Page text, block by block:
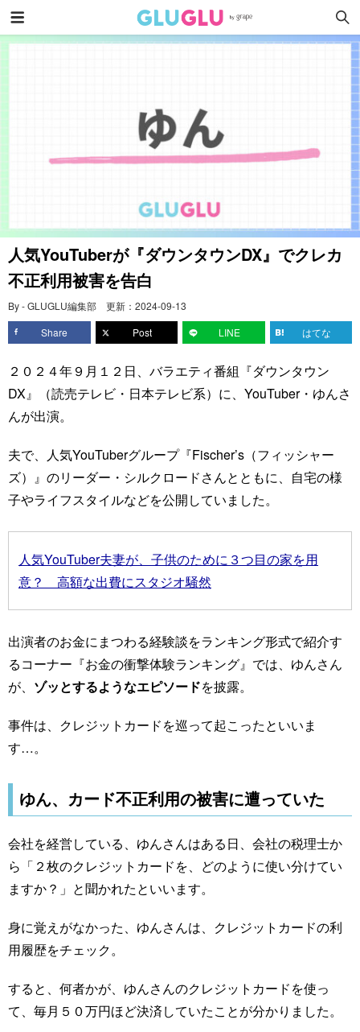
人気YouTuberが『ダウンタウンDX』でクレカ
不正利用被害を告白
By - GLUGLU編集部 更新： 2024-09-13
Share
Post LINE はてな
２０２４年９月１２日、バラエティ番組『ダウンタウン
DX』（読売テレビ・日本テレビ系）に、YouTuber・ゆんさ
んが出演。
夫で、人気YouTuberグループ『Fischer’s（フィッシャー
ズ）』のリーダー・シルクロードさんとともに、自宅の様
子やライフスタイルなどを公開していました。
人気YouTuber夫妻が、子供のために３つ目の家を用
意？ 高額な出費にスタジオ騒然
出演者のお金にまつわる経験談をランキング形式で紹介す
るコーナー『お金の衝撃体験ランキング』では、ゆんさん
が、 ゾッとするようなエピソードを披露。
事件は、クレジットカードを巡って起こったといいま
す…。
ゆん、カード不正利用の被害に遭っていた
会社を経営している、ゆんさんはある日、会社の税理士か
ら「２枚のクレジットカードを、どのように使い分けてい
ますか？」と聞かれたといいます。
身に覚えがなかった、ゆんさんは、クレジットカードの利
用履歴をチェック。
すると、何者かが、ゆんさんのクレジットカードを使っ
て、毎月５０万円ほど決済していたことが分かりました。